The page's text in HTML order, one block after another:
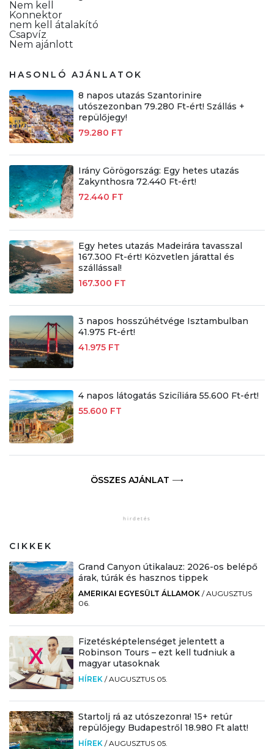
Nem kell
Konnektor
nem kell átalakító
Csapvíz
Nem ajánlott
HASONLÓ AJÁNLATOK
8 napos utazás Szantorinire
utószezonban 79.280 Ft-ért! Szállás +
repülőjegy!
79.280 FT
Irány Görögország: Egy hetes utazás
Zakynthosra 72.440 Ft-ért!
72.440 FT
Egy hetes utazás Madeirára tavasszal
167.300 Ft-ért! Közvetlen járattal és
szállással!
167.300 FT
3 napos hosszúhétvége Isztambulban
41.975 Ft-ért!
41.975 FT
4 napos látogatás Szicíliára 55.600 Ft-ért!
55.600 FT
ÖSSZES AJÁNLAT
CIKKEK
Grand Canyon útikalauz: 2026-os belépő
árak, túrák és hasznos tippek
AMERIKAI EGYESÜLT ÁLLAMOK /AUGUSZTUS
06.
Fizetésképtelenséget jelentett a
Robinson Tours – ezt kell tudniuk a
magyar utasoknak
HÍREK /AUGUSZTUS 05.
Startolj rá az utószezonra! 15+ retúr
repülőjegy Budapestről 18.980 Ft alatt!
HÍREK /AUGUSZTUS 05.